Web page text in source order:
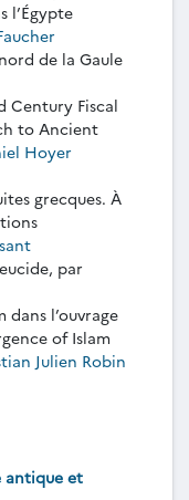
l’Égypte
de la Gaule
Century Fiscal
to Ancient
Hoyer
grecques. À
par
dans l’ouvrage
of Islam
Julien Robin
antique et